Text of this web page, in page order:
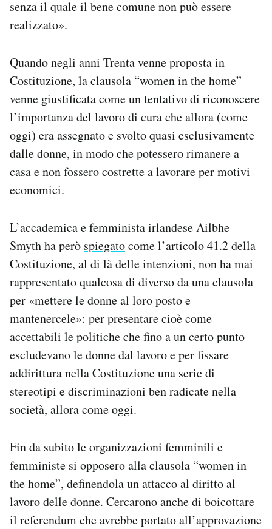
senza il quale il bene comune non può essere
realizzato».
Quando negli anni Trenta venne proposta in
Costituzione, la clausola “women in the home”
venne giustificata come un tentativo di riconoscere
l’importanza del lavoro di cura che allora (come
oggi) era assegnato e svolto quasi esclusivamente
dalle donne, in modo che potessero rimanere a
casa e non fossero costrette a lavorare per motivi
economici.
L’accademica e femminista irlandese Ailbhe
Smyth ha però spiegatocome l’articolo 41.2 della
Costituzione, al di là delle intenzioni, non ha mai
rappresentato qualcosa di diverso da una clausola
per «mettere le donne al loro posto e
mantenercele»: per presentare cioè come
accettabili le politiche che fino a un certo punto
escludevano le donne dal lavoro e per fissare
addirittura nella Costituzione una serie di
stereotipi e discriminazioni ben radicate nella
società, allora come oggi.
Fin da subito le organizzazioni femminili e
femministe si opposero alla clausola “women in
the home”, definendola un attacco al diritto al
lavoro delle donne. Cercarono anche di boicottare
il referendum che avrebbe portato all’approvazione